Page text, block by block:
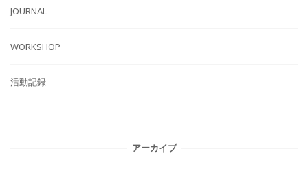
JOURNAL
WORKSHOP
活動記録
アーカイブ